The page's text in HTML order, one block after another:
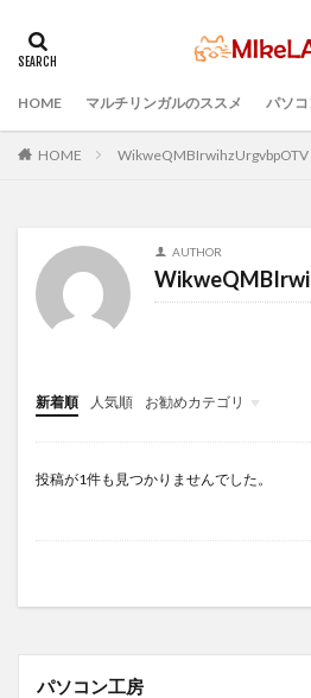
HOME マルチリンガルのススメ パソ
HOME WikweQMBIrwihzUrgvbpOTV
AUTHOR
新着順 人気順 お勧めカテゴリ
Infomation
投稿が1件も見つかりませんでした。
パソコン工房
タグ
セキュリティ対策ソフト Visual
プログラミング言語
PC準備